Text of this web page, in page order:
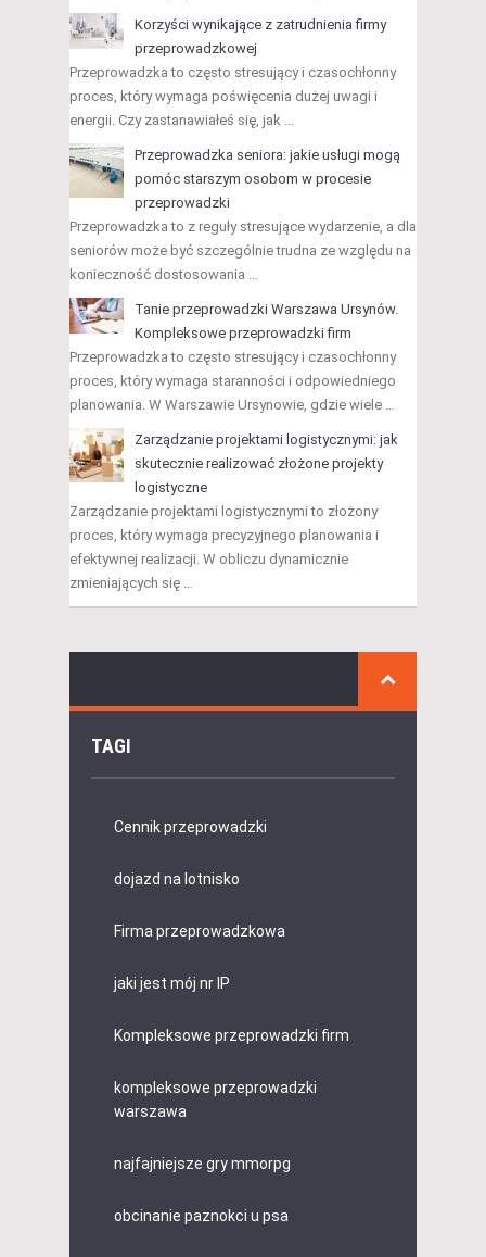
Korzyści wynikające z zatrudnienia firmy
przeprowadzkowej
Przeprowadzka to często stresujący i czasochłonny
proces, który wymaga poświęcenia dużej uwagi i
energii. Czy zastanawiałeś się, jak …
Przeprowadzka seniora: jakie usługi mogą
pomóc starszym osobom w procesie
przeprowadzki
Przeprowadzka to z reguły stresujące wydarzenie, a dla
seniorów może być szczególnie trudna ze względu na
konieczność dostosowania …
Tanie przeprowadzki Warszawa Ursynów.
Kompleksowe przeprowadzki firm
Przeprowadzka to często stresujący i czasochłonny
proces, który wymaga staranności i odpowiedniego
planowania. W Warszawie Ursynowie, gdzie wiele …
Zarządzanie projektami logistycznymi: jak
skutecznie realizować złożone projekty
logistyczne
Zarządzanie projektami logistycznymi to złożony
proces, który wymaga precyzyjnego planowania i
efektywnej realizacji. W obliczu dynamicznie
zmieniających się …
TAGI
Cennik przeprowadzki
dojazd na lotnisko
Firma przeprowadzkowa
jaki jest mój nr IP
Kompleksowe przeprowadzki firm
kompleksowe przeprowadzki
warszawa
najfajniejsze gry mmorpg
obcinanie paznokci u psa